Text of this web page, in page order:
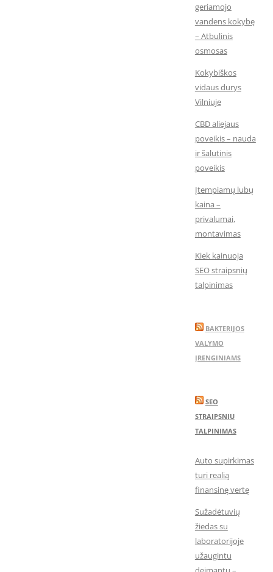
geriamojo
vandens kokybę
– Atbulinis
osmosas
Kokybiškos
vidaus durys
Vilniuje
CBD aliejaus
poveikis – nauda
ir šalutinis
poveikis
Įtempiamų lubų
kaina –
privalumai,
montavimas
Kiek kainuoja
SEO straipsnių
talpinimas
BAKTERIJOS
VALYMO
ĮRENGINIAMS
SEO
STRAIPSNIU
TALPINIMAS
Auto supirkimas
turi realią
finansinę vertę
Sužadėtuvių
žiedas su
laboratorijoje
užaugintu